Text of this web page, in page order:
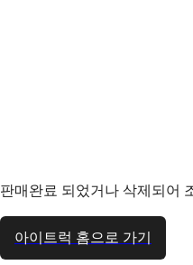
판매완료 되었거나 삭제되어
아이트럭 홈으로 가기